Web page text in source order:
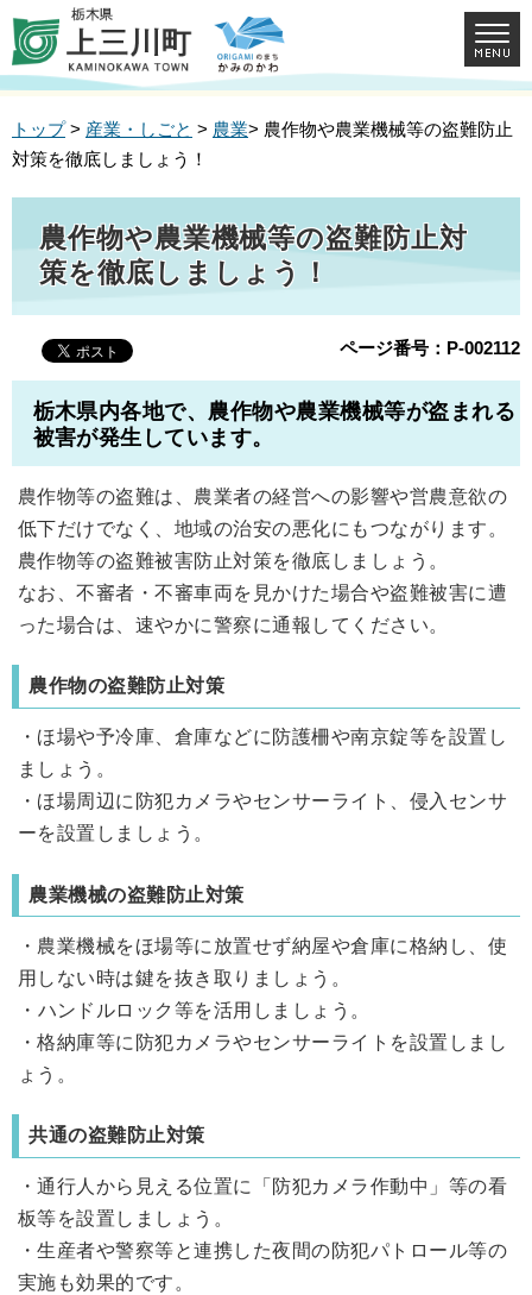
トップ> 産業・しごと > 農業> 農作物や農業機械等の盗難防止
対策を徹底しましょう！
農作物や農業機械等の盗難防止対
策を徹底しましょう！
ページ番号：P-002112
栃木県内各地で、農作物や農業機械等が盗まれる
被害が発生しています。
農作物等の盗難は、農業者の経営への影響や営農意欲の
低下だけでなく、地域の治安の悪化にもつながります。
農作物等の盗難被害防止対策を徹底しましょう。
なお、不審者・不審車両を見かけた場合や盗難被害に遭
った場合は、速やかに警察に通報してください。
農作物の盗難防止対策
・ほ場や予冷庫、倉庫などに防護柵や南京錠等を設置し
ましょう。
・ほ場周辺に防犯カメラやセンサーライト、侵入センサ
ーを設置しましょう。
農業機械の盗難防止対策
・農業機械をほ場等に放置せず納屋や倉庫に格納し、使
用しない時は鍵を抜き取りましょう。
・ ハンドルロック等を活用しましょう。
・格納庫等に防犯カメラやセンサーライトを設置しまし
ょう。
共通の盗難防止対策
・通行人から見える位置に「防犯カメラ作動中」等の看
板等を設置しましょう。
・生産者や警察等と連携した夜間の防犯パトロール等の
実施も効果的です。